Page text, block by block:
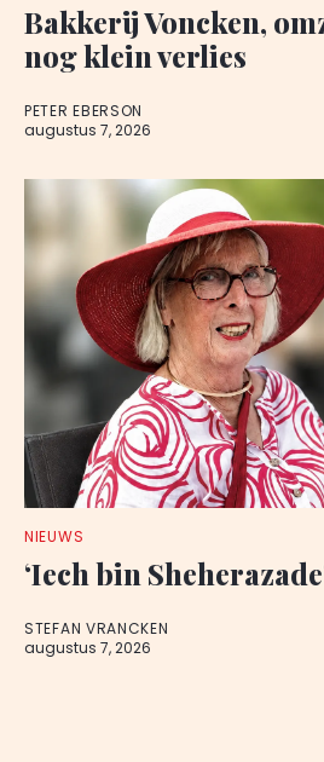
Bakkerij Voncken,
nog klein verlies
PETER EBERSON
augustus 7, 2026
NIEUWS
‘Iech bin
STEFAN VRANCKEN
augustus 7, 2026